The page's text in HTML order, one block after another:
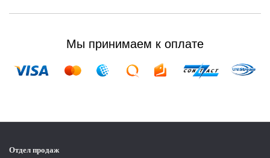
Мы принимаем к оплате
Отдел продаж